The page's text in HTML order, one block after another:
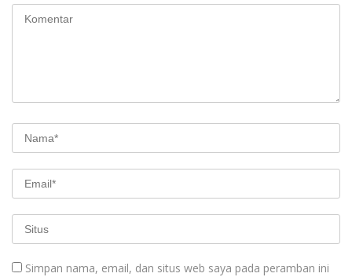
Simpan nama, email, dan situs web saya pada peramban ini